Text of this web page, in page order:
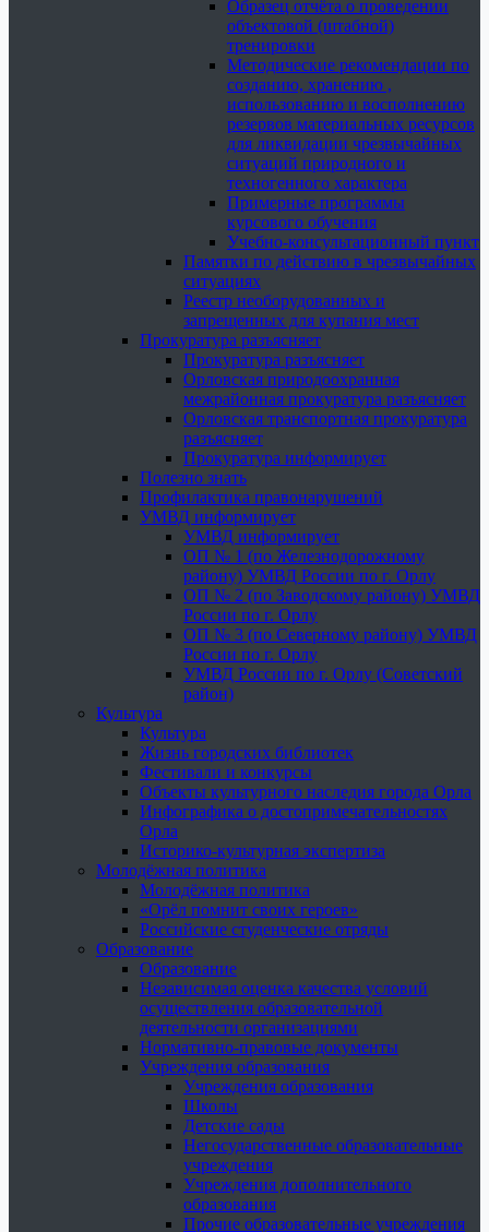
Образец отчёта о проведении
объектовой (штабной)
тренировки
Методические рекомендации по
созданию, хранению ,
использованию и восполнению
резервов материальных ресурсов
для ликвидации чрезвычайных
ситуаций природного и
техногенного характера
Примерные программы
курсового обучения
Учебно-консультационный пункт
Памятки по действию в чрезвычайных
ситуациях
Реестр необорудованных и
запрещенных для купания мест
Прокуратура разъясняет
Прокуратура разъясняет
Орловская природоохранная
межрайонная прокуратура разъясняет
Орловская транспортная прокуратура
разъясняет
Прокуратура информирует
Полезно знать
Профилактика правонарушений
УМВД информирует
УМВД информирует
ОП № 1 (по Железнодорожному
району) УМВД России по г. Орлу
ОП № 2 (по Заводскому району) УМВД
России по г. Орлу
ОП № 3 (по Северному району) УМВД
России по г. Орлу
УМВД России по г. Орлу (Советский
район)
Культура
Культура
Жизнь городских библиотек
Фестивали и конкурсы
Объекты культурного наследия города Орла
Инфографика о достопримечательностях
Орла
Историко-культурная экспертиза
Молодёжная политика
Молодёжная политика
«Орёл помнит своих героев»
Российские студенческие отряды
Образование
Образование
Независимая оценка качества условий
осуществления образовательной
деятельности организациями
Нормативно-правовые документы
Учреждения образования
Учреждения образования
Школы
Детские сады
Негосударственные образовательные
учреждения
Учреждения дополнительного
образования
Прочие образовательные учреждения